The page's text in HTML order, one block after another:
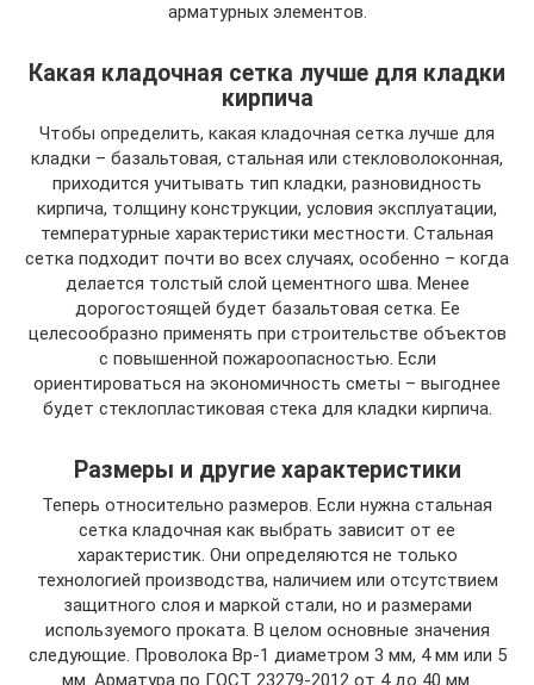
арматурных элементов.
Какая кладочная сетка лучше для кладки
кирпича
Чтобы определить, какая кладочная сетка лучше для
кладки – базальтовая, стальная или стекловолоконная,
приходится учитывать тип кладки, разновидность
кирпича, толщину конструкции, условия эксплуатации,
температурные характеристики местности. Стальная
сетка подходит почти во всех случаях, особенно – когда
делается толстый слой цементного шва. Менее
дорогостоящей будет базальтовая сетка. Ее
целесообразно применять при строительстве объектов
с повышенной пожароопасностью. Если
ориентироваться на экономичность сметы – выгоднее
будет стеклопластиковая стека для кладки кирпича.
Размеры и другие характеристики
Теперь относительно размеров. Если нужна стальная
сетка кладочная как выбрать зависит от ее
характеристик. Они определяются не только
технологией производства, наличием или отсутствием
защитного слоя и маркой стали, но и размерами
используемого проката. В целом основные значения
следующие. Проволока Вр-1 диаметром 3 мм, 4 мм или 5
мм. Арматура по ГОСТ 23279-2012 от 4 до 40 мм.